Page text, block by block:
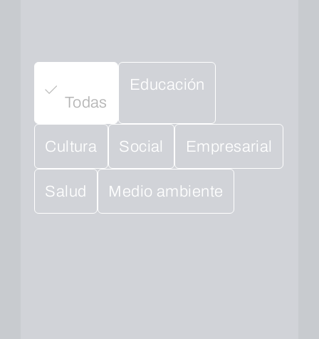
Todas
Educación
Cultura Social Empresarial
Salud Medio ambiente